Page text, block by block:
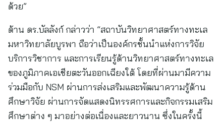
ด้วย”
ด้าน ดร.บัลลังก์ กล่าวว่า “สถาบันวิทยาศาสตร์ทางทะเล
มหาวิทยาลัยบูรพา ถือว่าเป็นองค์กรชั้นนำแห่งการวิจัย
บริการวิชาการ และการเรียนรู้ด้านวิทยาศาสตร์ทางทะเล
ของภูมิภาคเอเชียตะวันออกเฉียงใต้ โดยที่ผ่านมามีความ
ร่วมมือกับ NSM ผ่านการส่งเสริมและพัฒนาความรู้ด้าน
ศึกษาวิจัย ผ่านการจัดแสดงนิทรรศการและกิจกรรมเสริม
ศึกษาต่าง ๆ มาอย่างต่อเนื่องและยาวนาน ซึ่งในครั้งนี้